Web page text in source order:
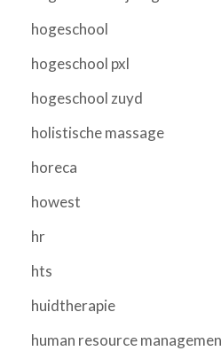
hogeschool
hogeschool pxl
hogeschool zuyd
holistische massage
horeca
howest
hr
hts
huidtherapie
human resource